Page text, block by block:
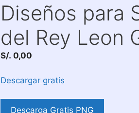
Diseños para
del Rey Leon
S/. 0,00
Descargar gratis
Descarga Gratis PNG